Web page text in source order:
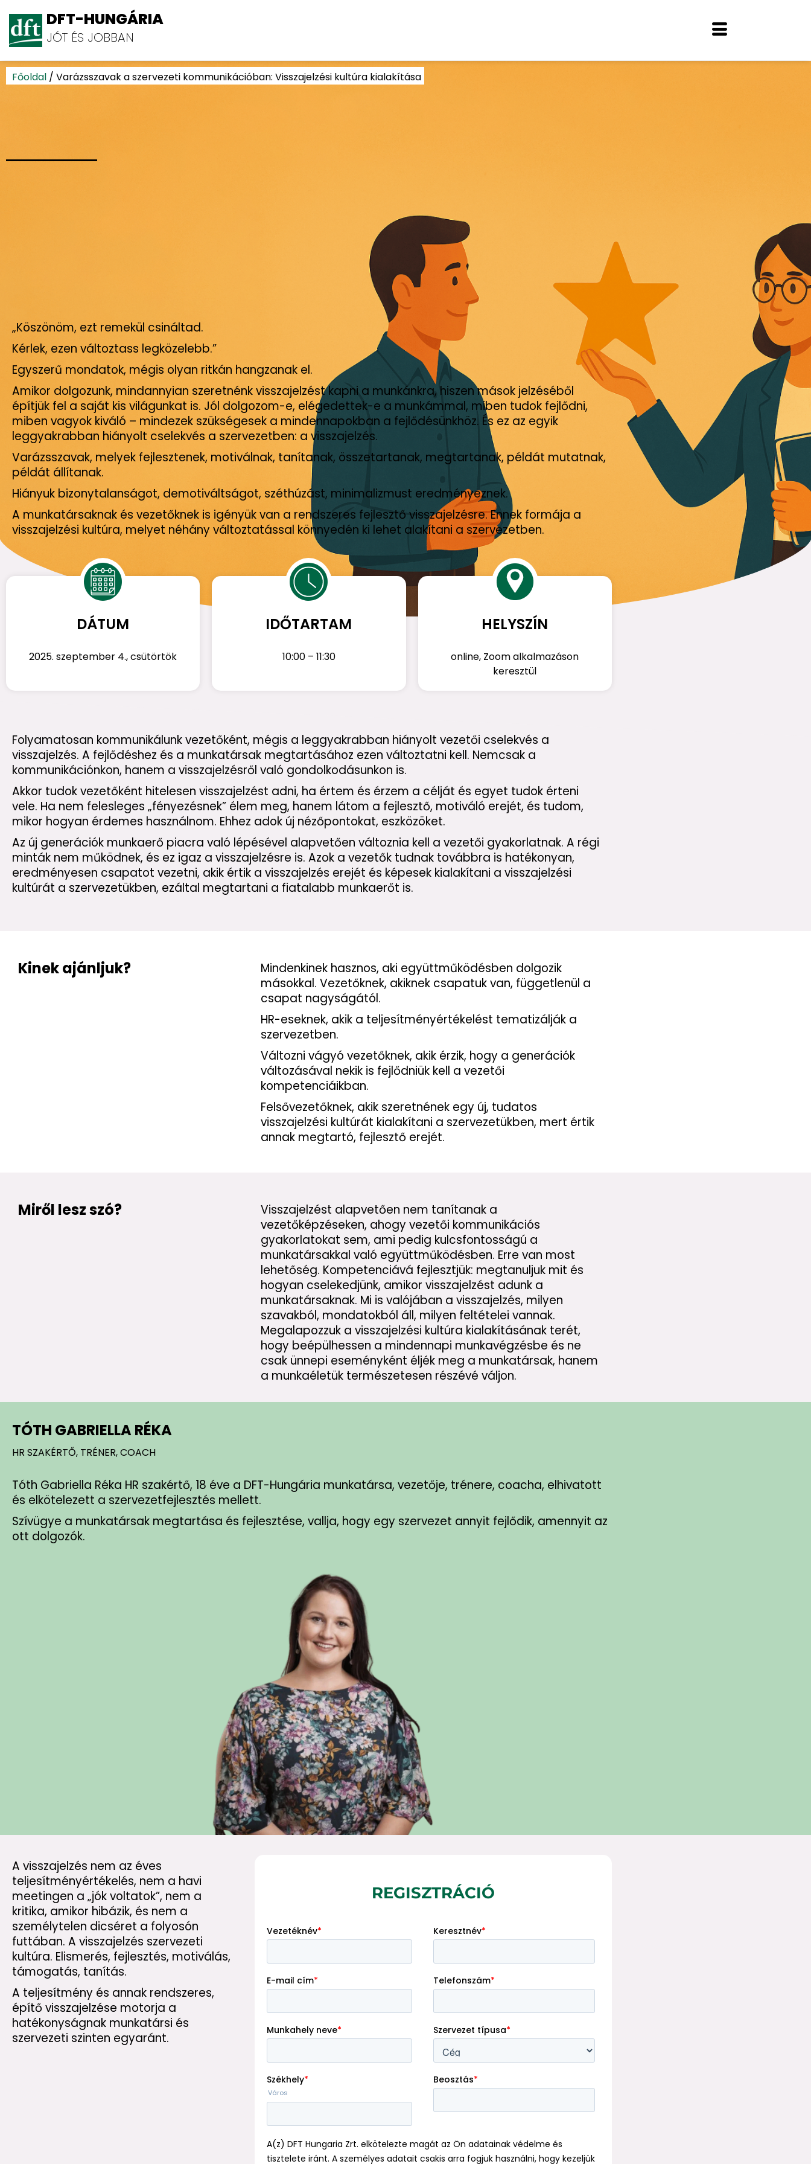
DFT-HUNGÁRIA
JÓT ÉS JOBBAN
Főoldal / Varázsszavak a szervezeti kommunikációban: Visszajelzési kultúra kialakítása
„Köszönöm, ezt remekül csináltad.
Kérlek, ezen változtass legközelebb.”
Egyszerű mondatok, mégis olyan ritkán hangzanak el.
Amikor dolgozunk, mindannyian szeretnénk visszajelzést kapni a munkánkra, hiszen mások jelzéséből
építjük fel a saját kis világunkat is. Jól dolgozom-e, elégedettek-e a munkámmal, miben tudok fejlődni,
miben vagyok kiváló – mindezek szükségesek a mindennapokban a fejlődésünkhöz. És ez az egyik
leggyakrabban hiányolt cselekvés a szervezetben: a visszajelzés.
Varázsszavak, melyek fejlesztenek, motiválnak, tanítanak, összetartanak, megtartanak, példát mutatnak,
példát állítanak.
Hiányuk bizonytalanságot, demotiváltságot, széthúzást, minimalizmust eredményeznek.
A munkatársaknak és vezetőknek is igényük van a rendszeres fejlesztő visszajelzésre. Ennek formája a
visszajelzési kultúra, melyet néhány változtatással könnyedén ki lehet alakítani a szervezetben.
DÁTUM
2025. szeptember 4., csütörtök
IDŐTARTAM
10:00 – 11:30
HELYSZÍN
online, Zoom alkalmazáson
keresztül
Folyamatosan kommunikálunk vezetőként, mégis a leggyakrabban hiányolt vezetői cselekvés a
visszajelzés. A fejlődéshez és a munkatársak megtartásához ezen változtatni kell. Nemcsak a
kommunikációnkon, hanem a visszajelzésről való gondolkodásunkon is.
Akkor tudok vezetőként hitelesen visszajelzést adni, ha értem és érzem a célját és egyet tudok érteni
vele. Ha nem felesleges „fényezésnek” élem meg, hanem látom a fejlesztő, motiváló erejét, és tudom,
mikor hogyan érdemes használnom. Ehhez adok új nézőpontokat, eszközöket.
Az új generációk munkaerő piacra való lépésével alapvetően változnia kell a vezetői gyakorlatnak. A régi
minták nem működnek, és ez igaz a visszajelzésre is. Azok a vezetők tudnak továbbra is hatékonyan,
eredményesen csapatot vezetni, akik értik a visszajelzés erejét és képesek kialakítani a visszajelzési
kultúrát a szervezetükben, ezáltal megtartani a fiatalabb munkaerőt is.
Kinek ajánljuk?
Mindenkinek hasznos, aki együttműködésben dolgozik
másokkal. Vezetőknek, akiknek csapatuk van, függetlenül a
csapat nagyságától.
HR-eseknek, akik a teljesítményértékelést tematizálják a
szervezetben.
Változni vágyó vezetőknek, akik érzik, hogy a generációk
változásával nekik is fejlődniük kell a vezetői
kompetenciáikban.
Felsővezetőknek, akik szeretnének egy új, tudatos
visszajelzési kultúrát kialakítani a szervezetükben, mert értik
annak megtartó, fejlesztő erejét.
Miről lesz szó?
Visszajelzést alapvetően nem tanítanak a
vezetőképzéseken, ahogy vezetői kommunikációs
gyakorlatokat sem, ami pedig kulcsfontosságú a
munkatársakkal való együttműködésben. Erre van most
lehetőség. Kompetenciává fejlesztjük: megtanuljuk mit és
hogyan cselekedjünk, amikor visszajelzést adunk a
munkatársaknak. Mi is valójában a visszajelzés, milyen
szavakból, mondatokból áll, milyen feltételei vannak.
Megalapozzuk a visszajelzési kultúra kialakításának terét,
hogy beépülhessen a mindennapi munkavégzésbe és ne
csak ünnepi eseményként éljék meg a munkatársak, hanem
a munkaéletük természetesen részévé váljon.
TÓTH GABRIELLA RÉKA
HR SZAKÉRTŐ, TRÉNER, COACH
Tóth Gabriella Réka HR szakértő, 18 éve a DFT-Hungária munkatársa, vezetője, trénere, coacha, elhivatott
és elkötelezett a szervezetfejlesztés mellett.
Szívügye a munkatársak megtartása és fejlesztése, vallja, hogy egy szervezet annyit fejlődik, amennyit az
ott dolgozók.
REGISZTRÁCIÓ
A visszajelzés nem az éves
teljesítményértékelés, nem a havi
meetingen a „jók voltatok”, nem a
kritika, amikor hibázik, és nem a
személytelen dicséret a folyosón
futtában. A visszajelzés szervezeti
kultúra. Elismerés, fejlesztés, motiválás,
támogatás, tanítás.
A teljesítmény és annak rendszeres,
építő visszajelzése motorja a
hatékonyságnak munkatársi és
szervezeti szinten egyaránt.